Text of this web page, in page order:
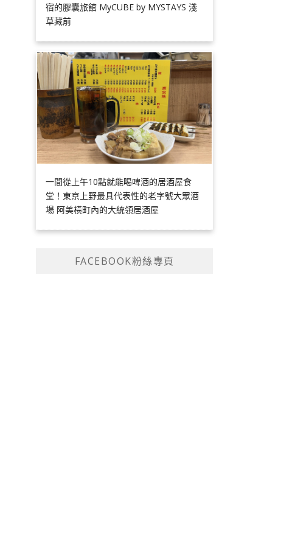
宿的膠囊旅館 MyCUBE by MYSTAYS 淺
草藏前
一間從上午10點就能喝啤酒的居酒屋食
堂！東京上野最具代表性的老字號大眾酒
場 阿美橫町內的大統領居酒屋
FACEBOOK粉絲專頁